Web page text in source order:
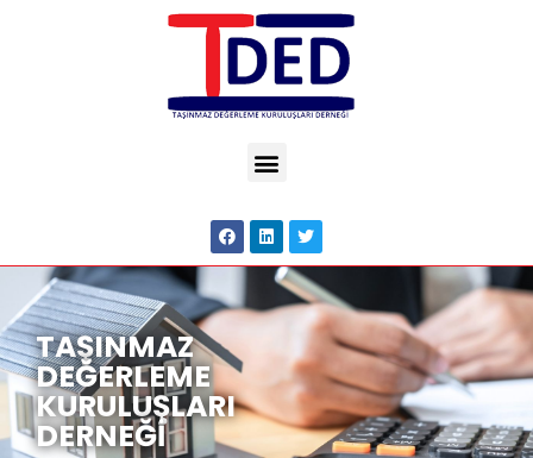
TAŞINMAZ
DEĞERLEME
KURULUŞLARI
DERNEĞİ